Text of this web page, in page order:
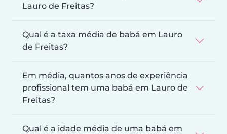
Lauro de Freitas?
Qual é a taxa média de babá em Lauro
de Freitas?
Em média, quantos anos de experiência
profissional tem uma babá em Lauro de
Freitas?
Qual é a idade média de uma babá em